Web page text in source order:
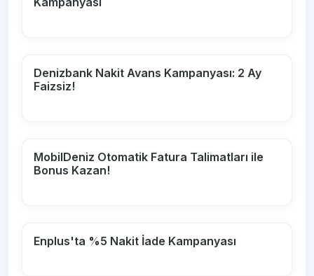
Denizbank Nakit Avans Kampanyası: 2 Ay
Faizsiz!
MobilDeniz Otomatik Fatura Talimatları ile
Bonus Kazan!
Enplus'ta %5 Nakit İade Kampanyası